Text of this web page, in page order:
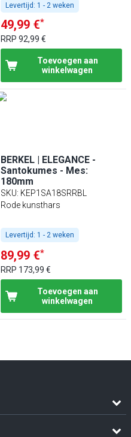
Levertijd: 1 - 2 weken
49,99 €*
RRP92,99 €
Toevoegen aan
winkelwagen
BERKEL | ELEGANCE -
Santokumes - Mes:
180mm
SKU: KEP1SA18SRRBL
Rode kunsthars
Levertijd: 1 - 2 weken
89,99 €*
RRP 173,99 €
Toevoegen aan
winkelwagen